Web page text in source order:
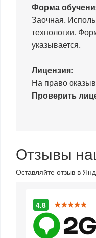
Форма
Заочная.
технологии.
указывается.
Лицензия:
На право
Проверить
Отзывы
Оставляйте отзыв в
4.8